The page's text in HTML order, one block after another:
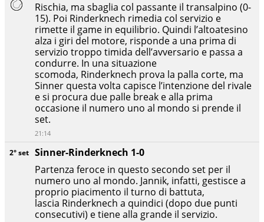
2° set Sinner-Rinderknech 1-0
Partenza feroce in questo secondo set per il
numero uno al mondo. Jannik, infatti, gestisce a
proprio piacimento il turno di battuta,
lascia Rinderknech a quindici (dopo due punti
consecutivi) e tiene alla grande il servizio.
Rischia, ma sbaglia col passante il transalpino (0-
15). Poi Rinderknech rimedia col servizio e
rimette il game in equilibrio. Quindi l’altoatesino
alza i giri del motore, risponde a una prima di
servizio troppo timida dell’avversario e passa a
condurre. In una situazione
scomoda, Rinderknech prova la palla corte, ma
Sinner questa volta capisce l’intenzione del rivale
e si procura due palle break e alla prima
occasione il numero uno al mondo si prende il
set.
21:14